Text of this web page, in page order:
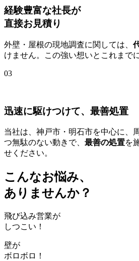
経験豊富な社長が
直接お見積り
外壁・屋根の現地調査に関しては、
けません。この強い想いとこれまで
03
迅速に駆けつけて、最善処置
当社は、神戸市・明石市を中心に、
つ無駄のない動きで、 最善の処置を
せください。
こんなお悩み、
ありませんか？
飛び込み営業が
しつこい！
壁が
ボロボロ！